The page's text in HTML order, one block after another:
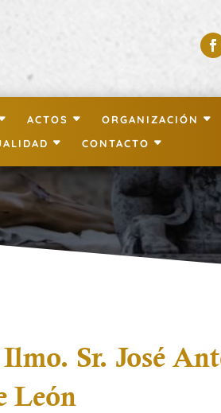
ACTOS ORGANIZACIÓN
CONTACTO
Sr. José
León